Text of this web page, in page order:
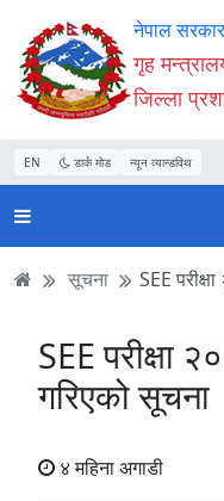
Accessibility
Mode
सुरु
गर्नुहोस्
सामाग्री
पढ्नुहाेस्
नेभिगेसन
पढ्नुहाेस्
वेबसाइट
खोजमा
जानुहोस्
नेपाल सरकार
गृह
जिल्ला
EN डार्क मोड न्यून व्यान्डविथ
सूचना SEE
SEE परीक्षा
गरिएको सूचना
४ महिना अगाडी